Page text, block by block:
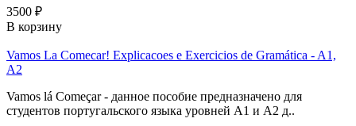
3500 ₽
В корзину
Vamos La Comecar! Explicacoes e Exercicios de Gramática - A1,
A2
Vamos lá Começar - данное пособие предназначено для
студентов португальского языка уровней А1 и А2 д..